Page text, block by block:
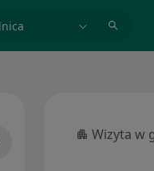
Wizyta w
Wizyta w